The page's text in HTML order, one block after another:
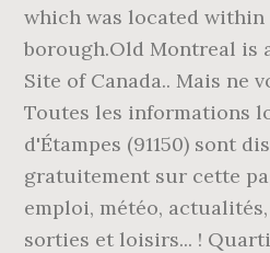
which was located
borough.Old Montreal is
Site of Canada.. Mais ne
Toutes les informations
d'Étampes (91150) sont
gratuitement sur cette
emploi, météo,
sorties et loisirs... !